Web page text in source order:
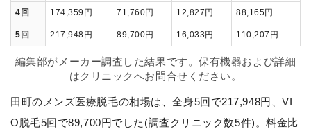
4回 174,359円 71,760円 12,827円 88,165円
5回 217,948円 89,700円 16,033円 110,207円
編集部がメーカー調査した結果です。保有機器および詳細
はクリニックへお問合せください。
田町のメンズ医療脱毛の相場は、全身5回で217,948円、VI
O脱毛5回で89,700円でした(調査クリニック数5件)。料金比